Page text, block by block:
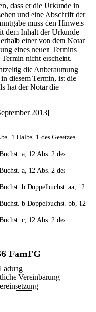
dass er die Urkunde in
und eine Abschrift der
muss den Hinweis
dem Inhalt der Urkunde
einer von dem Notar
eines neuen Termins
nicht erscheint.
die Anberaumung
diesem Termin, ist die
hat der Notar die
2013]
1 Halbs. 1 des Gesetzes
a, 12 Abs. 2 des
a, 12 Abs. 2 des
b Doppelbuchst. aa, 12
b Doppelbuchst. bb, 12
c, 12 Abs. 2 des
FamFG
Vereinbarung